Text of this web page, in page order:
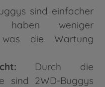
sind einfacher
weniger
was die Wartung
Durch die
sind 2WD-Buggys